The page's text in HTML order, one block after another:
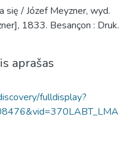
się / Józef Meyzner, wyd.
1833. Besançon : Druk.
aprašas
fulldisplay?